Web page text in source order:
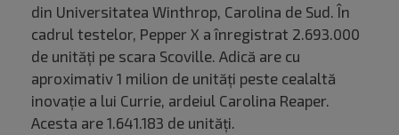
din Universitatea Winthrop, Carolina de Sud. În
cadrul testelor, Pepper X a înregistrat 2.693.000
de unități pe scara Scoville. Adică are cu
aproximativ 1 milion de unități peste cealaltă
inovație a lui Currie, ardeiul Carolina Reaper.
Acesta are 1.641.183 de unități.